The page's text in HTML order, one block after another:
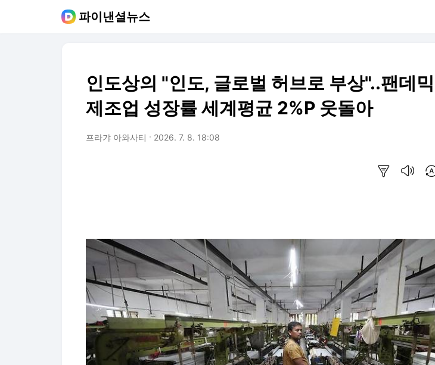
파이낸셜뉴스
인도상의 "인도, 글로벌 허브로 부상"..팬데
제조업 성장률 세계평균 2%P 웃돌아
프라갸 아와사티 2026. 7. 8. 18:08